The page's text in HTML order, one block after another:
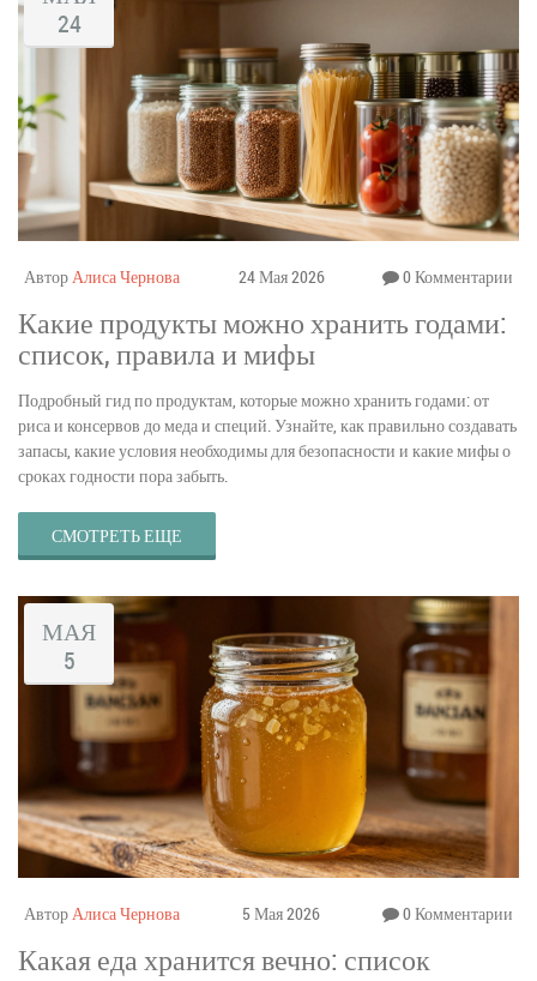
24
АвторАлиса Чернова 24 Мая 2026 0 Комментарии
Какие продукты можно хранить годами:
список, правила и мифы
Подробный гид по продуктам, которые можно хранить годами: от
риса и консервов до меда и специй. Узнайте, как правильно создавать
запасы, какие условия необходимы для безопасности и какие мифы о
сроках годности пора забыть.
СМОТРЕТЬ ЕЩЕ
МАЯ
5
АвторАлиса Чернова 5 Мая 2026 0 Комментарии
Какая еда хранится вечно: список